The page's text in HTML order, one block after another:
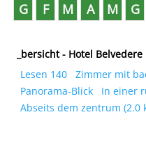
G F M A M G
_bersicht - Hotel Belvedere
Lesen 140
Zimmer mit
Panorama-Blick
In einer
Abseits dem zentrum (2.0